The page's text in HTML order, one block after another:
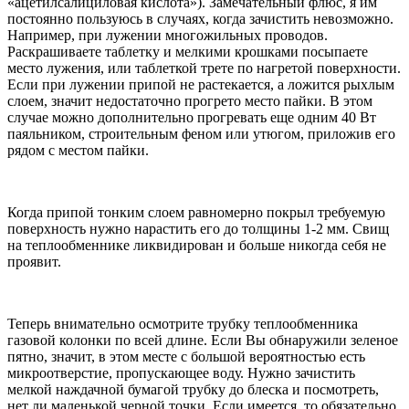
постоянно пользуюсь в случаях, когда зачистить невозможно.
Например, при лужении многожильных проводов.
Раскрашиваете таблетку и мелкими крошками посыпаете
место лужения, или таблеткой трете по нагретой поверхности.
Если при лужении припой не растекается, а ложится рыхлым
слоем, значит недостаточно прогрето место пайки. В этом
случае можно дополнительно прогревать еще одним 40 Вт
паяльником, строительным феном или утюгом, приложив его
рядом с местом пайки.
Когда припой тонким слоем равномерно покрыл требуемую
поверхность нужно нарастить его до толщины 1-2 мм. Свищ
на теплообменнике ликвидирован и больше никогда себя не
проявит.
Теперь внимательно осмотрите трубку теплообменника
газовой колонки по всей длине. Если Вы обнаружили зеленое
пятно, значит, в этом месте с большой вероятностью есть
микроотверстие, пропускающее воду. Нужно зачистить
мелкой наждачной бумагой трубку до блеска и посмотреть,